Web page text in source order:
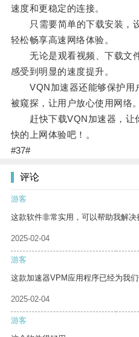
速度和更稳定的连接。
只需要简单的下载安装，
轻松畅享高速网络体验。
无论是观看视频、下载文
感受到明显的速度提升。
VQN加速器还能够保护用
被窥探，让用户放心使用网络。
赶快下载VQN加速器，让
快的上网体验吧！。
#37#
评论
游客
这款软件非常实用，可以帮助我解决
2025-02-04
游客
这款加速器VPM应用程序已经为我
2025-02-04
游客